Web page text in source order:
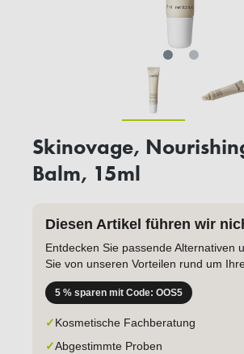
Skinovage,
Balm, 15ml
Diesen Artikel führen wir
Entdecken Sie passende Alternativen
Sie von unseren Vorteilen rund um
5 % sparen mit Code: OOS5
✓Kosmetische Fachberatung
✓Abgestimmte Proben